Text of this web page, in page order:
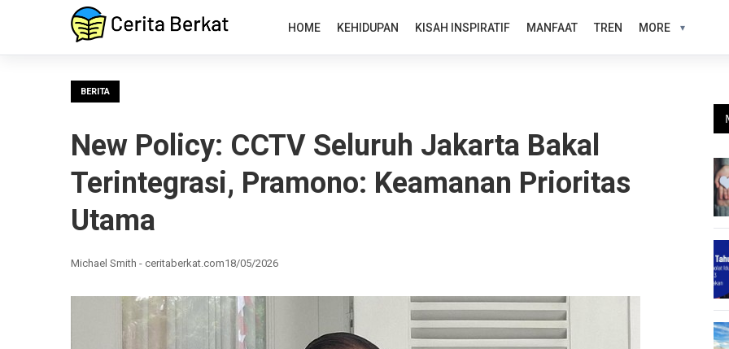
HOME KEHIDUPAN KISAH INSPIRATIF MANFAAT TREN MORE
BERITA
New Policy: CCTV Seluruh Jakarta Bakal
Terintegrasi, Pramono: Keamanan Prioritas
Utama
Michael Smith - ceritaberkat.com18/05/2026